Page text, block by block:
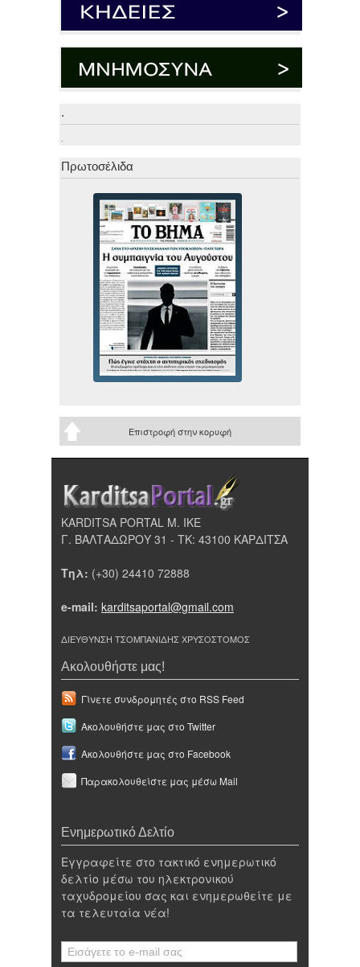
.
.
Πρωτοσέλιδα
Επιστροφή στην κορυφή
KARDITSA PORTAL Μ. ΙΚΕ
Γ. ΒΑΛΤΑΔΩΡΟΥ 31 - ΤΚ: 43100 ΚΑΡΔΙΤΣΑ
Τηλ: (+30) 24410 72888
e-mail: karditsaportal@gmail.com
ΔΙΕΥΘΥΝΣΗ ΤΣΟΜΠΑΝΙΔΗΣ ΧΡΥΣΟΣΤΟΜΟΣ
Ακολουθήστε μας!
Γίνετε συνδρομητές στο RSS Feed
Ακολουθήστε μας στο Twitter
Ακολουθήστε μας στο Facebook
Παρακολουθείστε μας μέσω Mail
Ενημερωτικό Δελτίο
Εγγραφείτε στο τακτικό ενημερωτικό
δελτίο μέσω του ηλεκτρονικού
ταχυδρομείου σας και ενημερωθείτε με
τα τελευταία νέα!